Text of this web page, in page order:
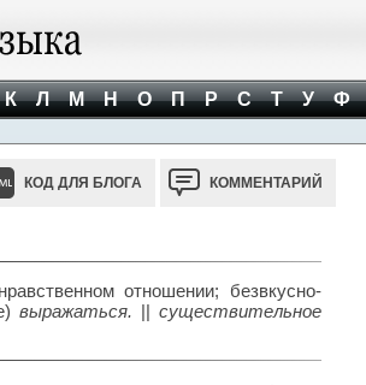
К Л М Н О П Р С Т У Ф
КОД ДЛЯ БЛОГА КОММЕНТАРИЙ
отношении; безвкусно-
выражаться. || существительное